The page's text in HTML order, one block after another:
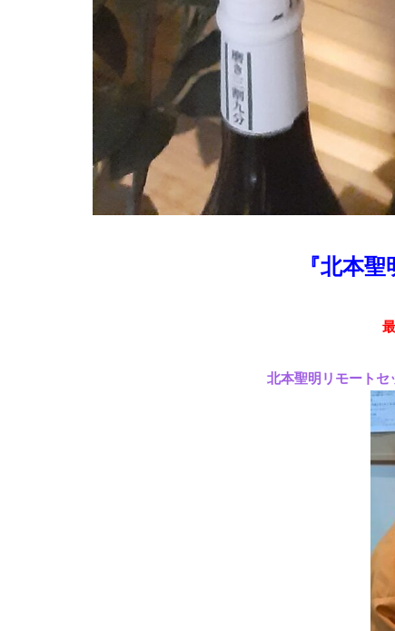
『北本
北本聖明リモートセ